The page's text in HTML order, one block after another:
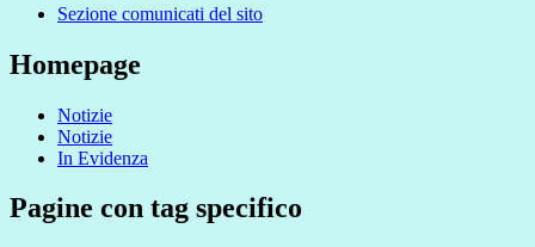
Sezione comunicati del sito
Homepage
Notizie
Notizie
In Evidenza
Pagine con tag specifico